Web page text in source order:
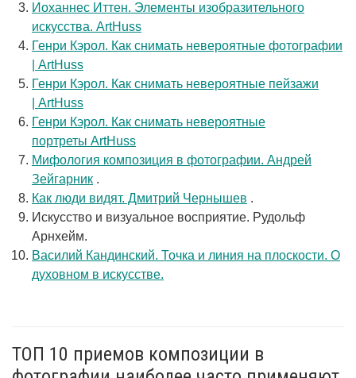
Иоханнес Иттен. Элементы изобразительного
искусства. ArtHuss
Генри Кэрол. Как снимать невероятные фотографии
| ArtHuss
Генри Кэрол. Как снимать невероятные пейзажи
| ArtHuss
Генри Кэрол. Как снимать невероятные
портреты ArtHuss
Мифология композиция в фотографии. Андрей
Зейгарник .
Как люди видят. Дмитрий Чернышев .
Искусство и визуальное восприятие. Рудольф
Арнхейм.
Василий Кандинский. Точка и линия на плоскости. О
духовном в искусстве.
ТОП 10 приемов композиции в